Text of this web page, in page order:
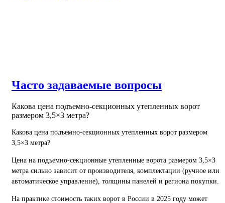
Часто задаваемые вопросы
Какова цена подъемно-секционных утепленных ворот
размером 3,5×3 метра?
Какова цена подъемно-секционных утепленных ворот размером
3,5×3 метра?
Цена на подъемно-секционные утепленные ворота размером 3,5×3
метра сильно зависит от производителя, комплектации (ручное или
автоматическое управление), толщины панелей и региона покупки.
На практике стоимость таких ворот в России в 2025 году может